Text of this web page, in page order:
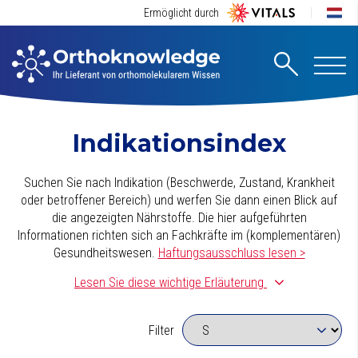
Ermöglicht durch
Indikationsindex
Suchen Sie nach Indikation (Beschwerde, Zustand, Krankheit
oder betroffener Bereich) und werfen Sie dann einen Blick auf
die angezeigten Nährstoffe. Die hier aufgeführten
Informationen richten sich an Fachkräfte im (komplementären)
Gesundheitswesen. Haftungsausschluss lesen >
Dabei sind wir von einer täglichen
Basissupplementierung ausgegangen, die aus einem
qualitativ
Multivitamin-/Mineralienpräparat besteht. (Dieses
Lesen Sie diese wichtige Erläuterung
Filter